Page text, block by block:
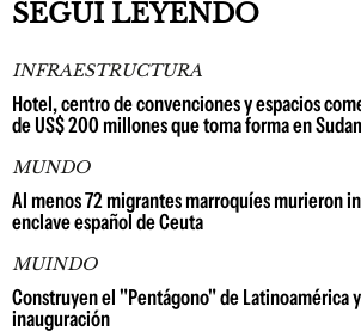
SEGUÍ LEYENDO
INFRAESTRUCTURA
Hotel, centro de convenciones y espacios
de US$ 200 millones que toma forma en
MUNDO
Al menos 72 migrantes marroquíes murieron
enclave español de Ceuta
MUINDO
Construyen el "Pentágono" de Latinoamérica
inauguración